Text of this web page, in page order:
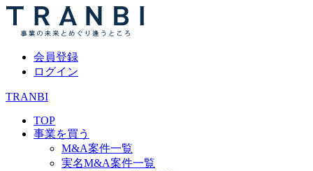
会員登録
ログイン
TRANBI
TOP
事業を買う
M&A案件一覧
実名M&A案件一覧